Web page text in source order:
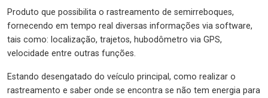
Produto que possibilita o rastreamento de semirreboques,
fornecendo em tempo real diversas informações via software,
tais como: localização, trajetos, hubodômetro via GPS,
velocidade entre outras funções.
Estando desengatado do veículo principal, como realizar o
rastreamento e saber onde se encontra se não tem energia para